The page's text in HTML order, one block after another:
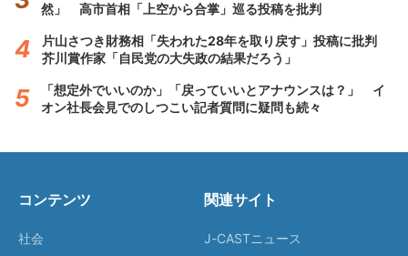
然」 高市首相「上空から合掌」巡る投稿を批判
片山さつき財務相「失われた28年を取り戻す」投稿に批判
芥川賞作家「自民党の大失政の結果だろう」
「想定外でいいのか」「戻っていいとアナウンスは？」 イ
オン社長会見でのしつこい記者質問に疑問も続々
コンテンツ
社会
関連サイト
J-CASTニュース